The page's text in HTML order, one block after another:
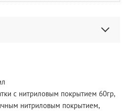
с нитриловым покрытием 60гр,
нитриловым покрытием,